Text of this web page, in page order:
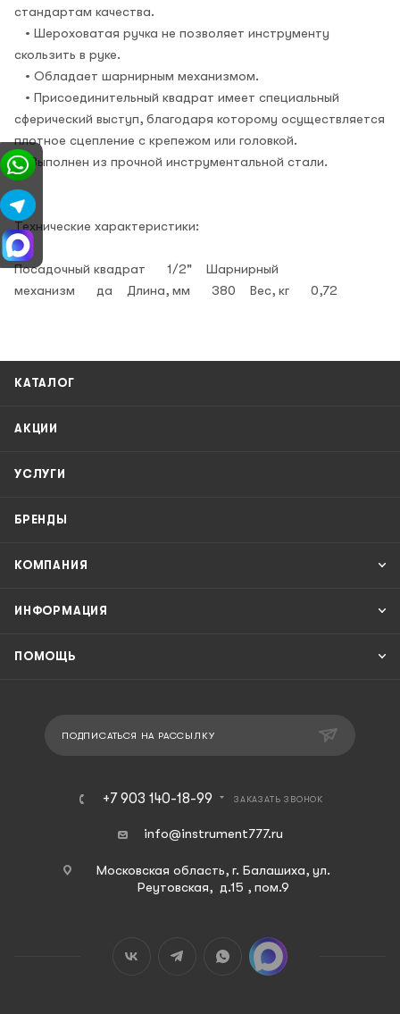
стандартам качества.
• Шероховатая ручка не позволяет инструменту
скользить в руке.
• Обладает шарнирным механизмом.
• Присоединительный квадрат имеет специальный
сферический выступ, благодаря которому осуществляется
плотное сцепление с крепежом или головкой.
• Выполнен из прочной инструментальной стали.
Технические характеристики:
Посадочный квадрат 1/2" Шарнирный
механизм да Длина, мм 380 Вес, кг 0,72
КАТАЛОГ
АКЦИИ
УСЛУГИ
БРЕНДЫ
КОМПАНИЯ
ИНФОРМАЦИЯ
ПОМОЩЬ
ПОДПИСАТЬСЯ НА РАССЫЛКУ
+7 903 140-18-99 ЗАКАЗАТЬ ЗВОНОК
info@instrument777.ru
Московская область, г. Балашиха, ул.
Реутовская, д.15 , пом.9